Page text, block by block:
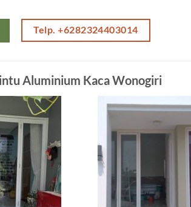
Telp. +6282324403014
Aluminium Kaca Wonogiri